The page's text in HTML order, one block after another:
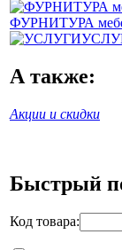
ФУРНИТУРА
А также:
Акции и скидки
Быстрый
Код товара: